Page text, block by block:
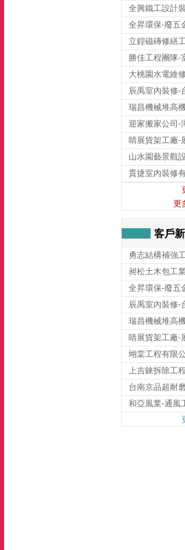
辰禹室內裝修-
更
客戶
辰禹室內裝修-